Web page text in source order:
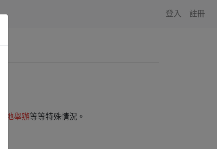
登入 註冊
地舉辦等等特殊情況。